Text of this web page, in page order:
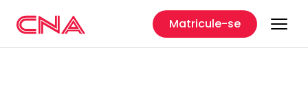
Matricule-se